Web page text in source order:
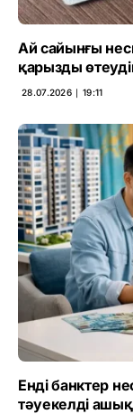
Ай сайынғы
қарызды
28.07.2026 ∣ 19:11
Енді банктер
тәуекелді